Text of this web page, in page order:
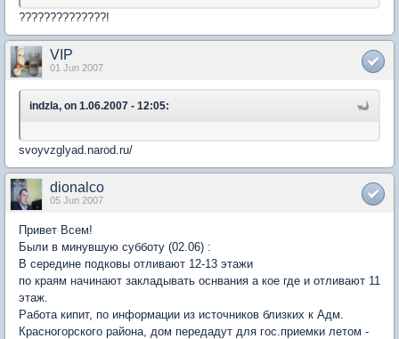
??????????????!
VIP
01 Jun 2007
indzla, on 1.06.2007 - 12:05:
svoyvzglyad.narod.ru/
dionalco
05 Jun 2007
Привет Всем!
Были в минувшую субботу (02.06) :
В середине подковы отливают 12-13 этажи
по краям начинают закладывать оснвания а кое где и отливают 11
этаж.
Работа кипит, по информации из источников близких к Адм.
Красногорского района, дом передадут для гос.приемки летом -